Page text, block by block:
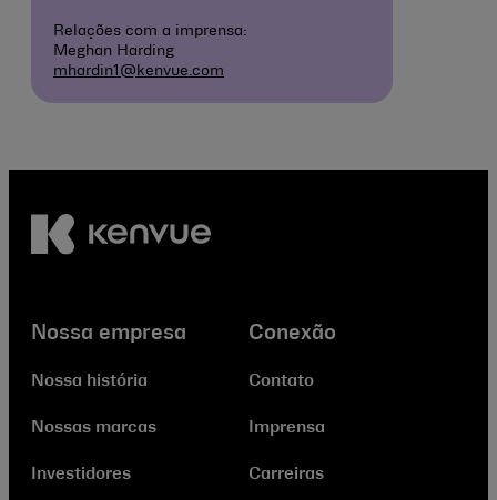
Relações com a imprensa:
Meghan Harding
mhardin1@kenvue.com
Nossa empresa
Nossa história
Nossas marcas
Investidores
Conexão
Contato
Imprensa
Carreiras